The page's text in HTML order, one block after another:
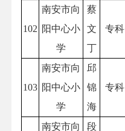
102
南安市向
阳中心小
学
蔡
文
丁
专科
103
南安市向
阳中心小
学
邱
锦
海
专科
南安市向
段